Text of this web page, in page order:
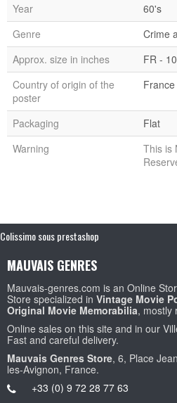
Year
60's
Genre
Crime
Approx. size in inches
FR -
Country of origin of the
poster
France
Packaging
Flat
Warning
This is
Colissimo sous prestashop
MAUVAIS GENRES
Mauvais-genres.com is an Online
Store specialized in Vintage Movie
Original Movie Memorabilia, mostly
Online sales on this site and in our
Fast and careful delivery.
Mauvais Genres Store, 6, Place
les-Avignon, France.
+33 (0) 9 72 28 77 63